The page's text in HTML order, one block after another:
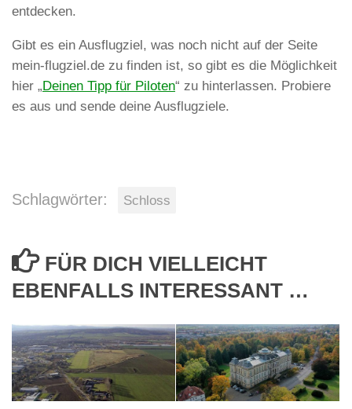
entdecken.
Gibt es ein Ausflugziel, was noch nicht auf der Seite
mein-flugziel.de zu finden ist, so gibt es die Möglichkeit
hier „Deinen Tipp für Piloten“ zu hinterlassen. Probiere
es aus und sende deine Ausflugziele.
Schlagwörter: Schloss
FÜR DICH VIELLEICHT
EBENFALLS INTERESSANT …